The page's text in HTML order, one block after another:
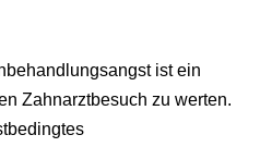
ist ein
Zahnarztbesuch zu werten.